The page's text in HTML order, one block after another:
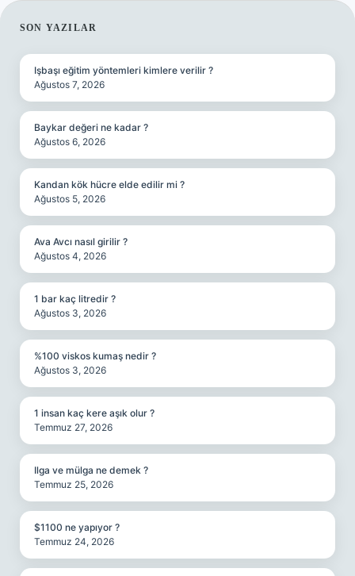
SIDEBAR
SON YAZILAR
Işbaşı eğitim yöntemleri kimlere verilir ?
Ağustos 7, 2026
Baykar değeri ne kadar ?
Ağustos 6, 2026
Kandan kök hücre elde edilir mi ?
Ağustos 5, 2026
Ava Avcı nasıl girilir ?
Ağustos 4, 2026
1 bar kaç litredir ?
Ağustos 3, 2026
%100 viskos kumaş nedir ?
Ağustos 3, 2026
1 insan kaç kere aşık olur ?
Temmuz 27, 2026
Ilga ve mülga ne demek ?
Temmuz 25, 2026
$1100 ne yapıyor ?
Temmuz 24, 2026